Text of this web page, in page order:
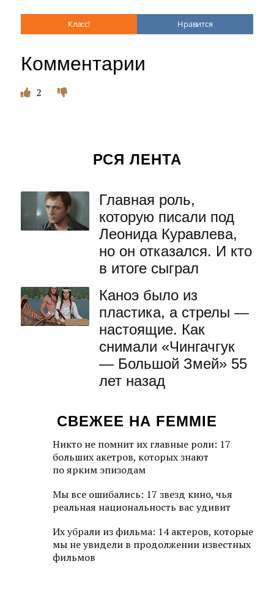
Класс! Нравится
Комментарии
2
РСЯ ЛЕНТА
Главная роль,
которую писали под
Леонида Куравлева,
но он отказался. И кто
в итоге сыграл
Каноэ было из
пластика, а стрелы —
настоящие. Как
снимали «Чингачгук
— Большой Змей» 55
лет назад
СВЕЖЕЕ НА FEMMIE
Никто не помнит их главные роли: 17
больших акетров, которых знают
по ярким эпизодам
Мы все ошибались: 17 звезд кино, чья
реальная национальность вас удивит
Их убрали из фильма: 14 актеров, которые
мы не увидели в продолжении известных
фильмов